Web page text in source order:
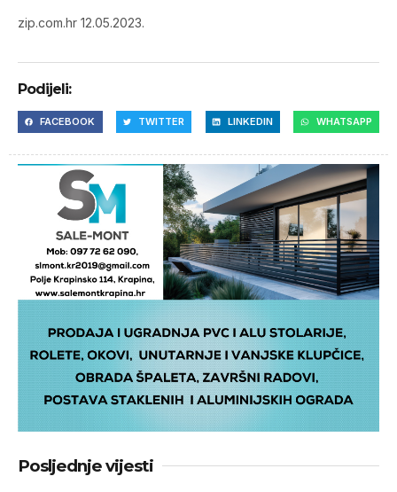
zip.com.hr 12.05.2023.
Podijeli:
FACEBOOK TWITTER LINKEDIN WHATSAPP
Posljednje vijesti